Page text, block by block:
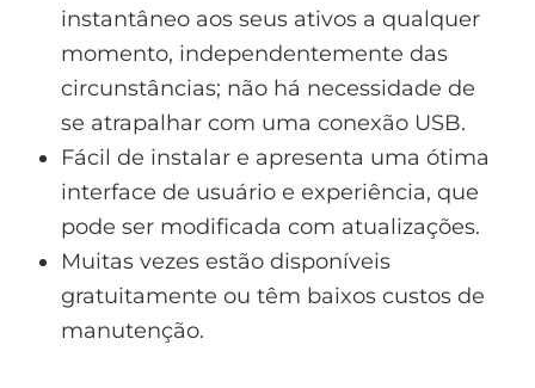
instantâneo aos seus ativos a qualquer
momento, independentemente das
circunstâncias; não há necessidade de
se atrapalhar com uma conexão USB.
Fácil de instalar e apresenta uma ótima
interface de usuário e experiência, que
pode ser modificada com atualizações.
Muitas vezes estão disponíveis
gratuitamente ou têm baixos custos de
manutenção.